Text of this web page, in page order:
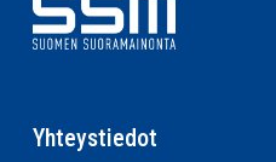
Yhteystiedot